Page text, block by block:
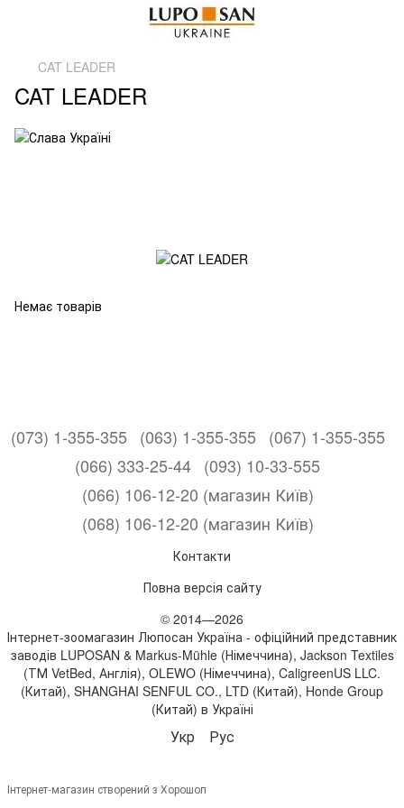
CAT LEADER
CAT LEADER
Немає товарів
(073) 1-355-355 (063) 1-355-355 (067) 1-355-355
(066) 333-25-44 (093) 10-33-555
(066) 106-12-20 (магазин Київ)
(068) 106-12-20 (магазин Київ)
Контакти
Повна версія сайту
© 2014—2026
Інтернет-зоомагазин Люпосан Україна - офіційний представник
заводів LUPOSAN & Markus-Mühle (Німеччина), Jackson Textiles
(ТМ VetBed, Англія), OLEWO (Німеччина), CaligreenUS LLC.
(Китай), SHANGHAI SENFUL CO., LTD (Китай), Honde Group
(Китай) в Україні
Укр Рус
Інтернет-магазин створений з Хорошоп